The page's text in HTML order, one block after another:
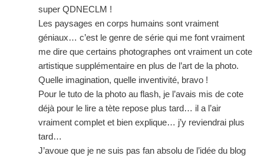
super QDNECLM !
Les paysages en corps humains sont vraiment
géniaux… c’est le genre de série qui me font vraiment
me dire que certains photographes ont vraiment un cote
artistique supplémentaire en plus de l’art de la photo.
Quelle imagination, quelle inventivité, bravo !
Pour le tuto de la photo au flash, je l’avais mis de cote
déjà pour le lire a tète repose plus tard… il a l’air
vraiment complet et bien explique… j’y reviendrai plus
tard…
J’avoue que je ne suis pas fan absolu de l’idée du blog